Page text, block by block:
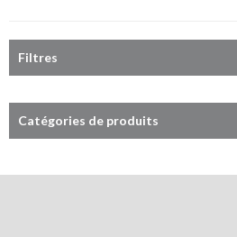
Filtres
Catégories de produits